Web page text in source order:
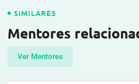
SIMILARES
Mentores
Ver Mentores